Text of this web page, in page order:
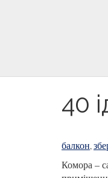
40
балкон,
Комора –